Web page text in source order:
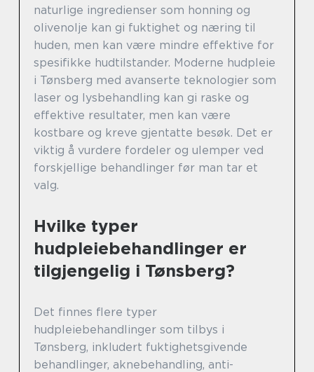
naturlige ingredienser som honning og
olivenolje kan gi fuktighet og næring til
huden, men kan være mindre effektive for
spesifikke hudtilstander. Moderne hudpleie
i Tønsberg med avanserte teknologier som
laser og lysbehandling kan gi raske og
effektive resultater, men kan være
kostbare og kreve gjentatte besøk. Det er
viktig å vurdere fordeler og ulemper ved
forskjellige behandlinger før man tar et
valg.
Hvilke typer
hudpleiebehandlinger er
tilgjengelig i Tønsberg?
Det finnes flere typer
hudpleiebehandlinger som tilbys i
Tønsberg, inkludert fuktighetsgivende
behandlinger, aknebehandling, anti-